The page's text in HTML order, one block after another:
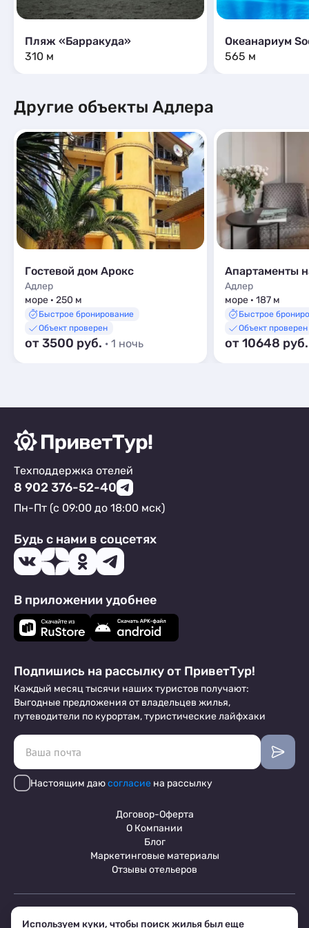
Пляж «Барракуда»
310 м
565 м
Другие объекты Адлера
Гостевой дом Арокс
Адлер
море · 250 м
Быстрое бронирование
Объект проверен
от 3500 руб. · 1 ночь
Адлер
море · 187 м
Быстрое
Объект проверен
от 10648
Техподдержка отелей
8 902 376-52-40
Пн-Пт (с 09:00 до 18:00 мск)
Будь с нами в соцсетях
В приложении удобнее
Подпишись на рассылку от ПриветТур!
Каждый месяц тысячи наших туристов получают:
Выгодные предложения от владельцев жилья,
путеводители по курортам, туристические лайфхаки
Настоящим даюсогласие на рассылку
Договор-Оферта
О Компании
Блог
Маркетинговые материалы
Отзывы отельеров
Используем куки, чтобы поиск жилья был еще